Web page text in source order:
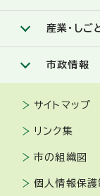
産業・しご
市政情報
サイトマップ
リンク集
市の組織図
個人情報保護